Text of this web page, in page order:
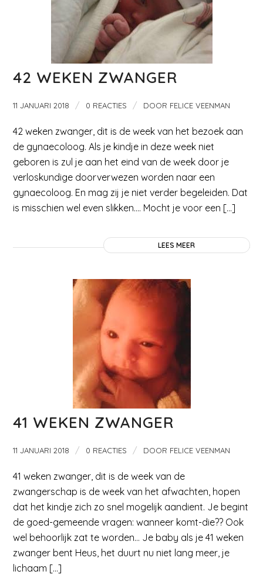
42 WEKEN ZWANGER
11 JANUARI 2018 / 0 REACTIES / DOOR FELICE VEENMAN
42 weken zwanger, dit is de week van het bezoek aan
de gynaecoloog. Als je kindje in deze week niet
geboren is zul je aan het eind van de week door je
verloskundige doorverwezen worden naar een
gynaecoloog. En mag zij je niet verder begeleiden. Dat
is misschien wel even slikken…. Mocht je voor een […]
LEES MEER
41 WEKEN ZWANGER
11 JANUARI 2018 / 0 REACTIES / DOOR FELICE VEENMAN
41 weken zwanger, dit is de week van de
zwangerschap is de week van het afwachten, hopen
dat het kindje zich zo snel mogelijk aandient. Je begint
de goed-gemeende vragen: wanneer komt-die?? Ook
wel behoorlijk zat te worden… Je baby als je 41 weken
zwanger bent Heus, het duurt nu niet lang meer, je
lichaam […]